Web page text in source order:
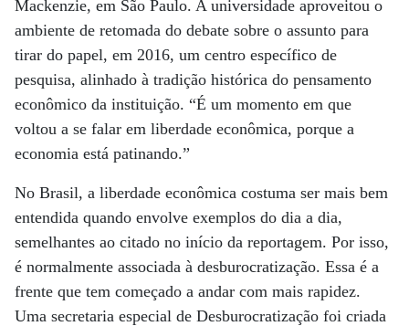
Mackenzie, em São Paulo. A universidade aproveitou o
ambiente de retomada do debate sobre o assunto para
tirar do papel, em 2016, um centro específico de
pesquisa, alinhado à tradição histórica do pensamento
econômico da instituição. “É um momento em que
voltou a se falar em liberdade econômica, porque a
economia está patinando.”
No Brasil, a liberdade econômica costuma ser mais bem
entendida quando envolve exemplos do dia a dia,
semelhantes ao citado no início da reportagem. Por isso,
é normalmente associada à desburocratização. Essa é a
frente que tem começado a andar com mais rapidez.
Uma secretaria especial de Desburocratização foi criada